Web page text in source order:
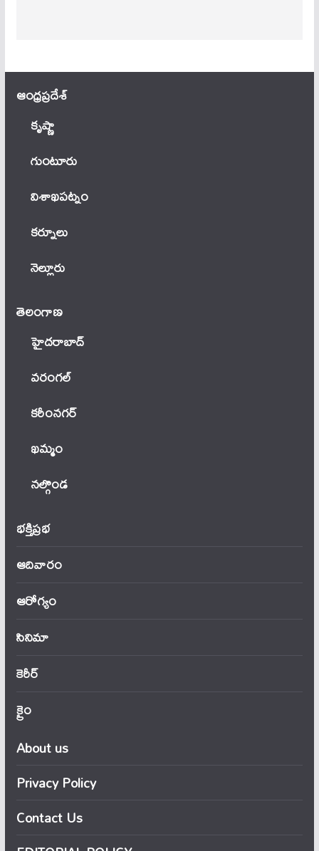
ఆంధ్ర‌ప్ర‌దేశ్
కృష్ణా
గుంటూరు
విశాఖపట్నం
కర్నూలు
నెల్లూరు
తెలంగాణ‌
హైదరాబాద్
వ‌రంగ‌ల్
కరీంనగర్
ఖ‌మ్మం
నల్గొండ
భక్తిప్రభ
ఆదివారం
ఆరోగ్యం
సినిమా
కెరీర్
క్రైం
About us
Privacy Policy
Contact Us